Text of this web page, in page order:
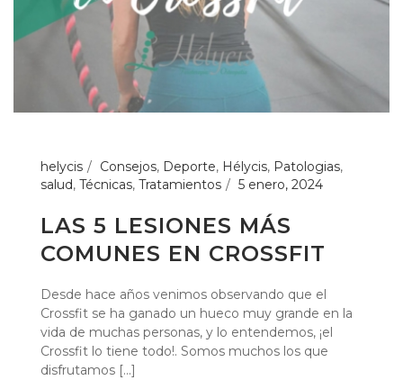
helycis Consejos, Deporte, Hélycis, Patologias,
salud, Técnicas, Tratamientos 5 enero, 2024
LAS 5 LESIONES MÁS
COMUNES EN CROSSFIT
Desde hace años venimos observando que el
Crossfit se ha ganado un hueco muy grande en la
vida de muchas personas, y lo entendemos, ¡el
Crossfit lo tiene todo!. Somos muchos los que
disfrutamos [...]